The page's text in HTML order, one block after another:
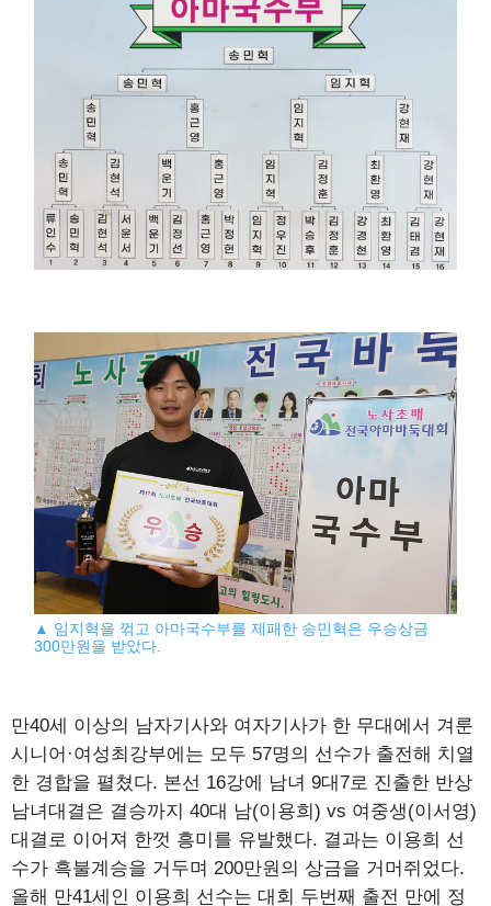
▲ 임지혁을 꺾고 아마국수부를 제패한 송민혁은 우승상금
300만원을 받았다.
만40세 이상의 남자기사와 여자기사가 한 무대에서 겨룬
시니어·여성최강부에는 모두 57명의 선수가 출전해 치열
한 경합을 펼쳤다. 본선 16강에 남녀 9대7로 진출한 반상
남녀대결은 결승까지 40대 남(이용희) vs 여중생(이서영)
대결로 이어져 한껏 흥미를 유발했다. 결과는 이용희 선
수가 흑불계승을 거두며 200만원의 상금을 거머쥐었다.
올해 만41세인 이용희 선수는 대회 두번째 출전 만에 정